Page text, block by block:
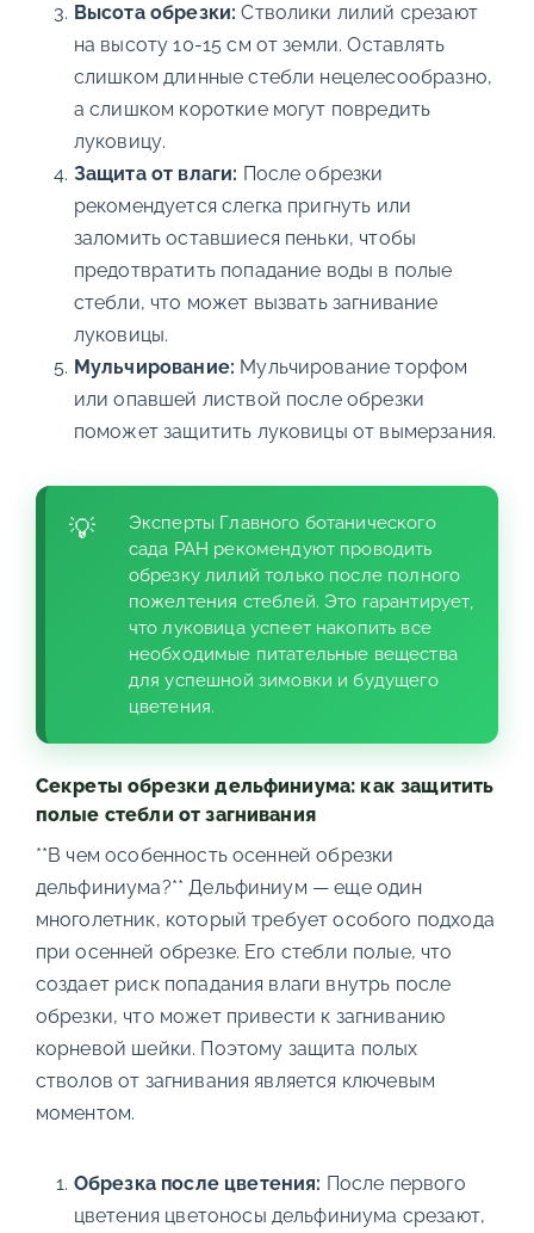
Высота обрезки: Стволики лилий срезают
на высоту 10-15 см от земли. Оставлять
слишком длинные стебли нецелесообразно,
а слишком короткие могут повредить
луковицу.
Защита от влаги: После обрезки
рекомендуется слегка пригнуть или
заломить оставшиеся пеньки, чтобы
предотвратить попадание воды в полые
стебли, что может вызвать загнивание
луковицы.
Мульчирование: Мульчирование торфом
или опавшей листвой после обрезки
поможет защитить луковицы от вымерзания.
Эксперты Главного ботанического
сада РАН рекомендуют проводить
обрезку лилий только после полного
пожелтения стеблей. Это гарантирует,
что луковица успеет накопить все
необходимые питательные вещества
для успешной зимовки и будущего
цветения.
Секреты обрезки дельфиниума: как защитить
полые стебли от загнивания
**В чем особенность осенней обрезки
дельфиниума?** Дельфиниум — еще один
многолетник, который требует особого подхода
при осенней обрезке. Его стебли полые, что
создает риск попадания влаги внутрь после
обрезки, что может привести к загниванию
корневой шейки. Поэтому защита полых
стволов от загнивания является ключевым
моментом.
Обрезка после цветения: После первого
цветения цветоносы дельфиниума срезают,